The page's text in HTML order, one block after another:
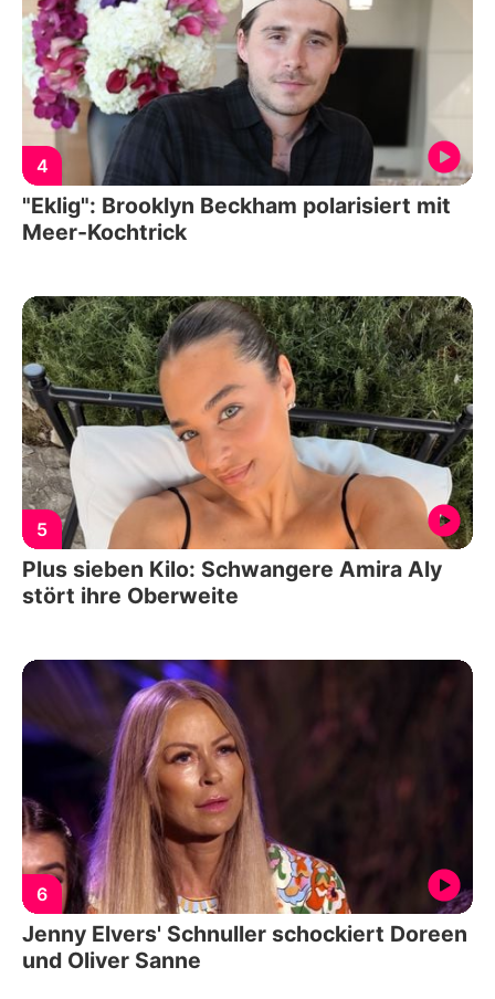
4
"Eklig": Brooklyn Beckham polarisiert mit
Meer-Kochtrick
5
Plus sieben Kilo: Schwangere Amira Aly
stört ihre Oberweite
6
Jenny Elvers' Schnuller schockiert Doreen
und Oliver Sanne